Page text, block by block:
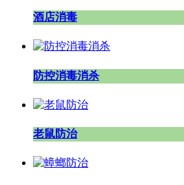
酒店消毒
防控消毒消杀
老鼠防治